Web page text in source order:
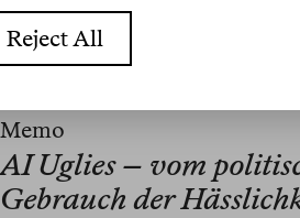
Artikel
Memo
AI Uglies – vom
Gebrauch der
Reject All